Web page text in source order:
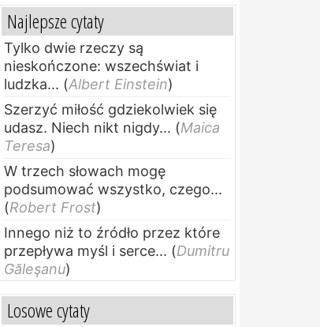
Najlepsze cytaty
Tylko dwie rzeczy są
nieskończone: wszechświat i
ludzka... (Albert Einstein)
Szerzyć miłość gdziekolwiek się
udasz. Niech nikt nigdy... (Maica
Teresa)
W trzech słowach mogę
podsumować wszystko, czego...
(Robert Frost)
Innego niż to źródło przez które
przepływa myśl i serce... (Dumitru
Găleşanu)
Losowe cytaty